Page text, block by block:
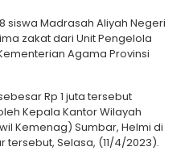
siswa Madrasah Aliyah Negeri
zakat dari Unit Pengelola
Agama Provinsi
Rp 1 juta tersebut
Kepala Kantor Wilayah
Kemenag) Sumbar, Helmi di
Selasa, (11/4/2023).